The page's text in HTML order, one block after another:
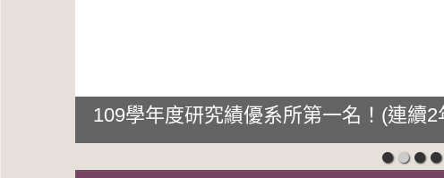
109學年度研究績優系所第一名！(連續2